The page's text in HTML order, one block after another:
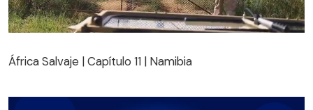
África Salvaje | Capítulo 11 | Namibia